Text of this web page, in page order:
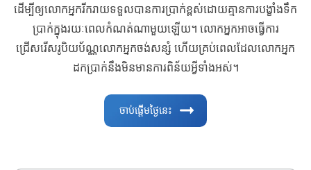
ដើម្បីឲ្យលោកអ្នករីករាយទទួលបានការប្រាក់ខ្ពស់ដោយគ្មានការបង្ខាំងទឹក
ប្រាក់ក្នុងរយៈពេលកំណត់ណាមួយឡើយ។ លោកអ្នកអាចធ្វើការ
ជ្រើសរើសរូបិយប័ណ្ណលោកអ្នកចង់សន្សំ ហើយគ្រប់ពេលដែលលោកអ្នក
ដកប្រាក់នឹងមិនមានការពិន័យអ្វីទាំងអស់។
ចាប់ផ្ដើមថ្ងៃនេះ